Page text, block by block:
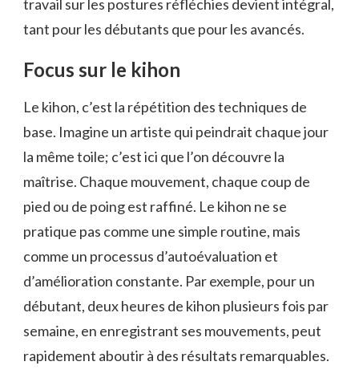
travail sur les postures réfléchies devient intégral,
tant pour les débutants que pour les avancés.
Focus sur le kihon
Le kihon, c’est la répétition des techniques de
base. Imagine un artiste qui peindrait chaque jour
la même toile; c’est ici que l’on découvre la
maîtrise. Chaque mouvement, chaque coup de
pied ou de poing est raffiné. Le kihon ne se
pratique pas comme une simple routine, mais
comme un processus d’autoévaluation et
d’amélioration constante. Par exemple, pour un
débutant, deux heures de kihon plusieurs fois par
semaine, en enregistrant ses mouvements, peut
rapidement aboutir à des résultats remarquables.